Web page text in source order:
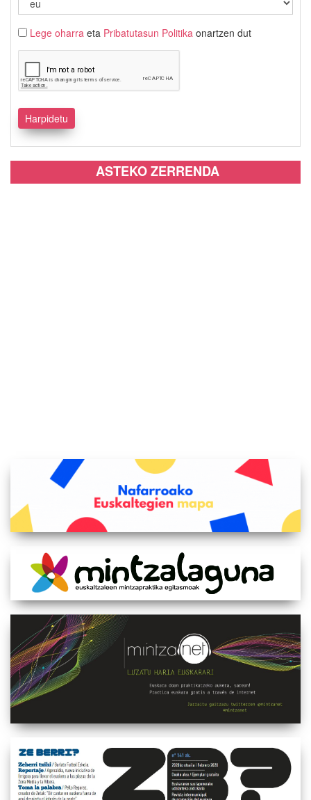
Lege oharra eta Pribatutasun Politika onartzen dut
ASTEKO ZERRENDA